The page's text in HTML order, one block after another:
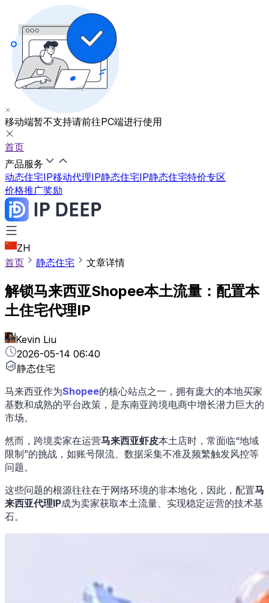
移动端暂不支持请前往PC端进行使用
首页
产品服务
动态住宅IP移动代理IP静态住宅IP静态住宅特价专区
价格推广奖励
ZH
首页
静态住宅 文章详情
解锁马来西亚Shopee本土流量：配置本
土住宅代理IP
Kevin Liu
2026-05-14 06:40
静态住宅
马来西亚作为Shopee的核心站点之一，拥有庞大的本地买家
基数和成熟的平台政策，是东南亚跨境电商中增长潜力巨大的
市场。
然而，跨境卖家在运营马来西亚虾皮本土店时，常面临“地域
限制”的挑战，如账号限流、数据采集不准及频繁触发风控等
问题。
这些问题的根源往往在于网络环境的非本地化，因此，配置马
来西亚代理IP成为卖家获取本土流量、实现稳定运营的技术基
石。